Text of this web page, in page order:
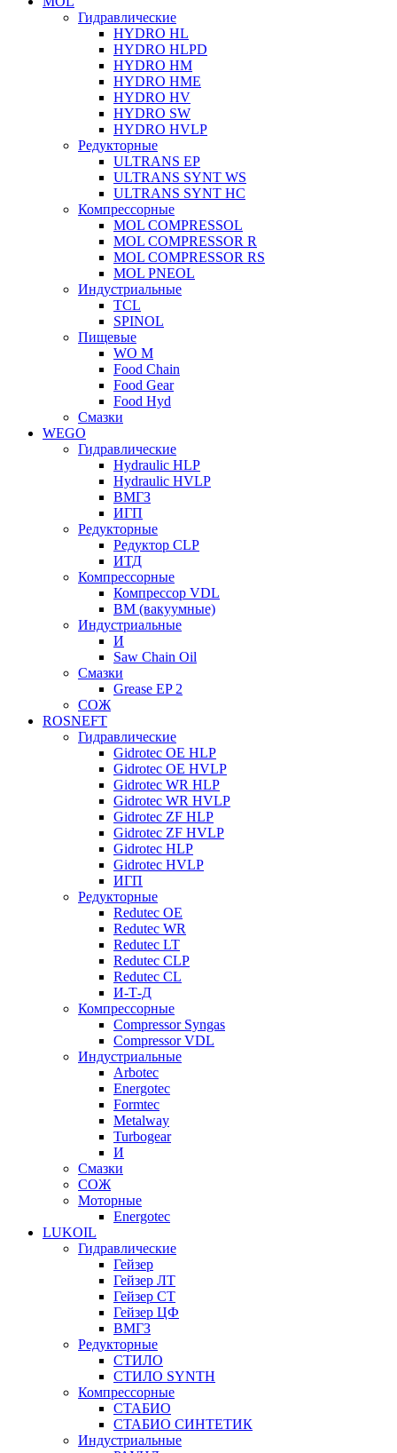
Гидравлические
HYDRO HL
HYDRO HLPD
HYDRO HM
HYDRO HME
HYDRO HV
HYDRO SW
HYDRO HVLP
Редукторные
ULTRANS EP
ULTRANS SYNT WS
ULTRANS SYNT HC
Компрессорные
MOL COMPRESSOL
MOL COMPRESSOR R
MOL COMPRESSOR RS
MOL PNEOL
Индустриальные
TCL
SPINOL
Пищевые
WO M
Food Chain
Food Gear
Food Hyd
Смазки
WEGO
Гидравлические
Hydraulic HLP
Hydraulic HVLP
ВМГЗ
ИГП
Редукторные
Редуктор CLP
ИТД
Компрессорные
Компрессор VDL
ВМ (вакуумные)
Индустриальные
И
Saw Chain Oil
Смазки
Grease EP 2
СОЖ
ROSNEFT
Гидравлические
Gidrotec OE HLP
Gidrotec OE HVLP
Gidrotec WR HLP
Gidrotec WR HVLP
Gidrotec ZF HLP
Gidrotec ZF HVLP
Gidrotec HLP
Gidrotec HVLP
ИГП
Редукторные
Redutec OE
Redutec WR
Redutec LT
Redutec CLP
Redutec CL
И-Т-Д
Компрессорные
Compressor Syngas
Compressor VDL
Индустриальные
Arbotec
Energotec
Formtec
Metalway
Turbogear
И
Смазки
СОЖ
Моторные
Energotec
LUKOIL
Гидравлические
Гейзер
Гейзер ЛТ
Гейзер СТ
Гейзер ЦФ
ВМГЗ
Редукторные
СТИЛО
СТИЛО SYNTH
Компрессорные
СТАБИО
СТАБИО СИНТЕТИК
Индустриальные